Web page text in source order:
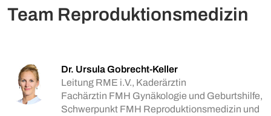
Team Reproduktionsmedizin
Dr. Ursula Gobrecht-Keller
Leitung RME i.V., Kaderärztin
Fachärztin FMH Gynäkologie und Geburtshilfe,
Schwerpunkt FMH Reproduktionsmedizin und